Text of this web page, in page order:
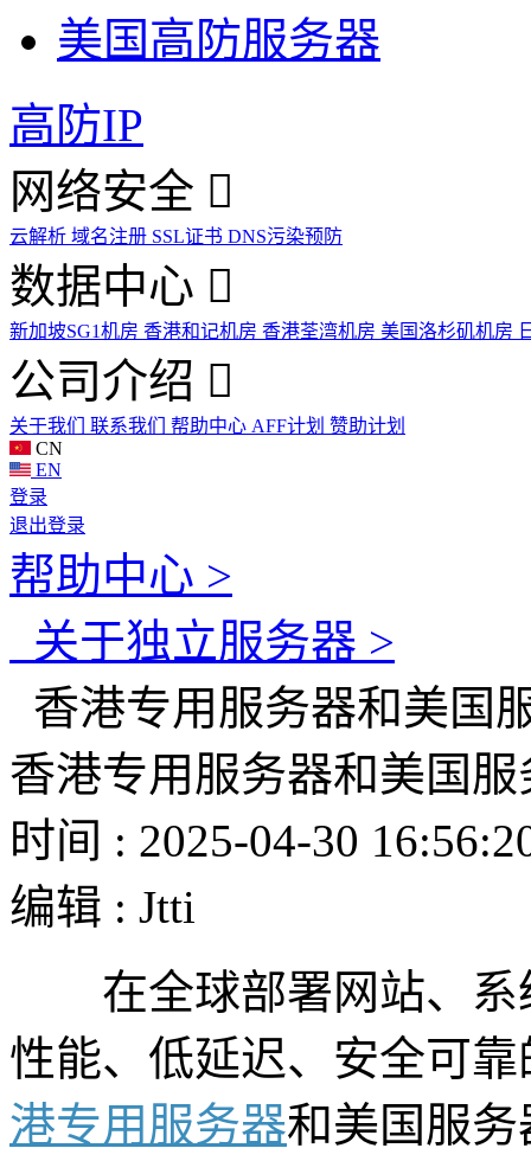
美国高防服务器
高防IP
网络安全
云解析 域名注册 SSL证书 DNS污染预防
数据中心
新加坡SG1机房 香港和记机房 香港荃湾机房 美国洛杉矶机房
公司介绍
关于我们 联系我们 帮助中心 AFF计划 赞助计划
CN
EN
登录
退出登录
帮助中心 >
关于独立服务器 >
香港专用服务器和美国
香港专用服务器和美国
时间 : 2025-04-30
编辑 : Jtti
在全球部署网站、系
性能、低延迟、安全可
港专用服务器和美国服